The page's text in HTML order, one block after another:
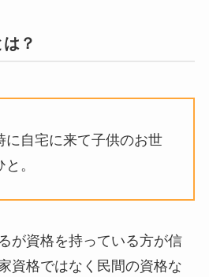
？
に自宅に来て子供のお世
。
が資格を持っている方が信
資格ではなく民間の資格な